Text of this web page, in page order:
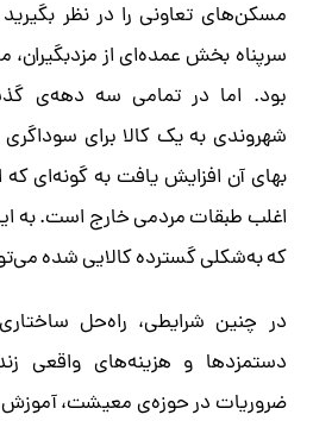
مسکن‌های تعاونی را در نظر
سرپناه بخش عمده‌ای از مزدبگیران،
بود. اما در تمامی سه دهه‌ی
شهروندی به یک کالا برای
بهای آن افزایش یافت به گونه‌ای
اغلب طبقات مردمی خارج است. به
که به‌شکلی گسترده کالایی شده
در چنین شرایطی، راه‌حل
دستمزدها و هزینه‌های واقعی
ضروریات در حوزه‌ی معیشت،